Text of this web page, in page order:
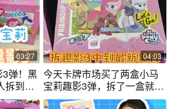
03:27
3弹！黑
拆到了
04:03
今天卡牌市场买了两盒小马
宝莉趣影3弹，拆了一盒就中
到最新黑背